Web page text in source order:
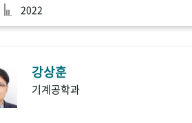
2022
강상훈
기계공학과